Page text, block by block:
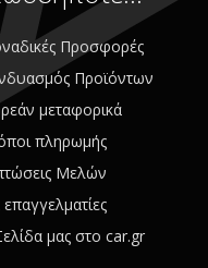
Προσφορές
Προϊόντων
μεταφορικά
πληρωμής
Μελών
επαγγελματίες
μας στο car.gr